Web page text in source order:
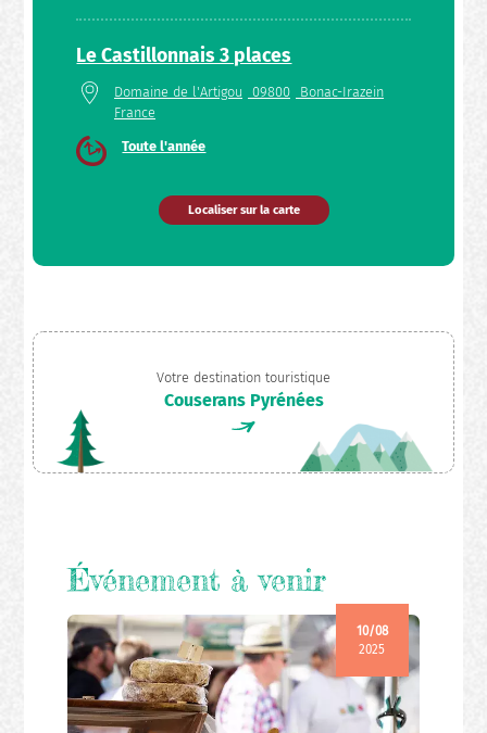
Le Castillonnais 3 places
Domaine de l'Artigou 09800
Bonac-Irazein
France
Toute l'année
Localiser sur la carte
Votre destination touristique
Couserans Pyrénées
Événement à venir
10/08
2025